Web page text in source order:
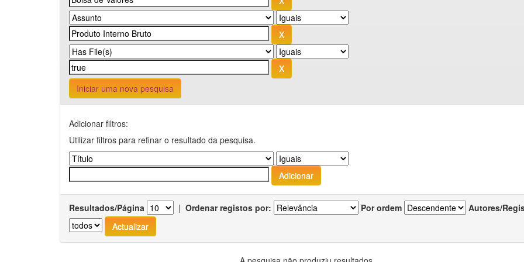
Iniciar uma nova pesquisa
Adicionar filtros:
Utilizar filtros para refinar o resultado da pesquisa.
Resultados/Página | Ordenar registos por: Por ordem Autores/